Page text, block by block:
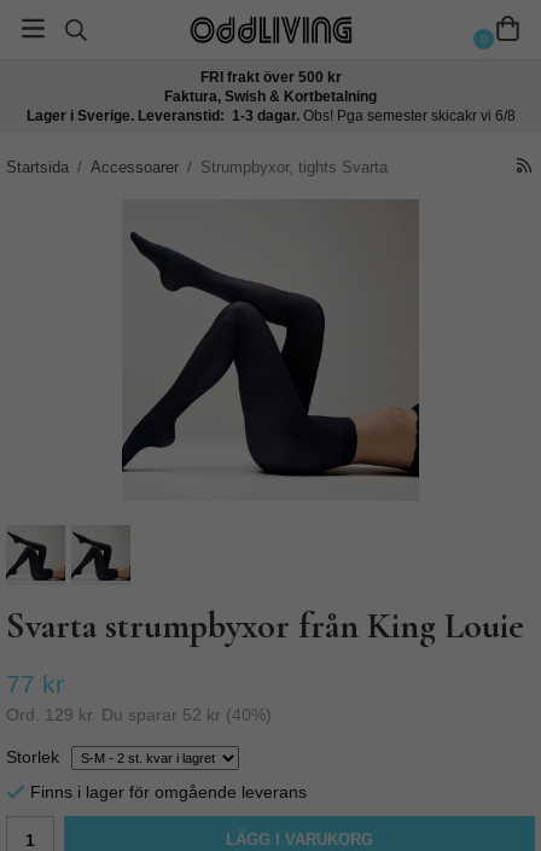
0
FRI frakt över 500 kr
Faktura, Swish & Kortbetalning
Lager i Sverige. Leveranstid: 1-3 dagar. Obs! Pga semester skicakr vi 6/8
Startsida / Accessoarer / Strumpbyxor, tights Svarta
Svarta strumpbyxor från King Louie
77 kr
Ord. 129 kr . Du sparar 52 kr (40%)
Storlek
Finns i lager för omgående leverans
LÄGG I VARUKORG